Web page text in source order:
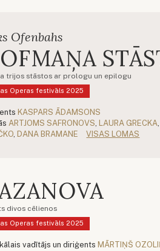
Ofenbahs
trijos stāstos ar prologu un epilogu
Operas festivāls 2025
KASPARS ĀDAMSONS
ARTJOMS SAFRONOVS, LAURA GRECKA,
, DANA BRAMANE VISAS LOMAS
divos cēlienos
Operas festivāls 2025
vadītājs un diriģents MĀRTIŅŠ